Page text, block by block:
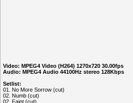
Video: MPEG4 Video (H264) 1270x720 30.00fps
Audio: MPEG4 Audio 44100Hz stereo 128Kbps
Setlist:
01. No More Sorrow (cut)
02. Numb (cut)
02. Faint (cut)